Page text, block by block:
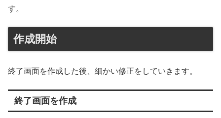
す。
作成開始
終了画面を作成した後、細かい修正をしていきます。
終了画面を作成